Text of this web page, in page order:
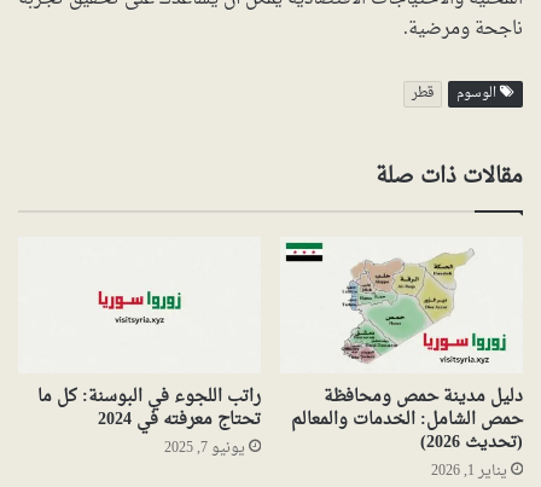
ناجحة ومرضية.
الوسوم قطر
مقالات ذات صلة
دليل مدينة حمص ومحافظة
حمص الشامل: الخدمات والمعالم
(تحديث 2026)
يناير 1, 2026
راتب اللجوء في البوسنة: كل ما
تحتاج معرفته في 2024
يونيو 7, 2025